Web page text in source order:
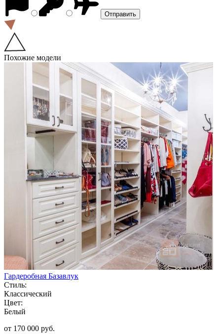
Похожие модели
Гардеробная Базавлук
Стиль:
Классический
Цвет:
Белый
от 170 000 руб.